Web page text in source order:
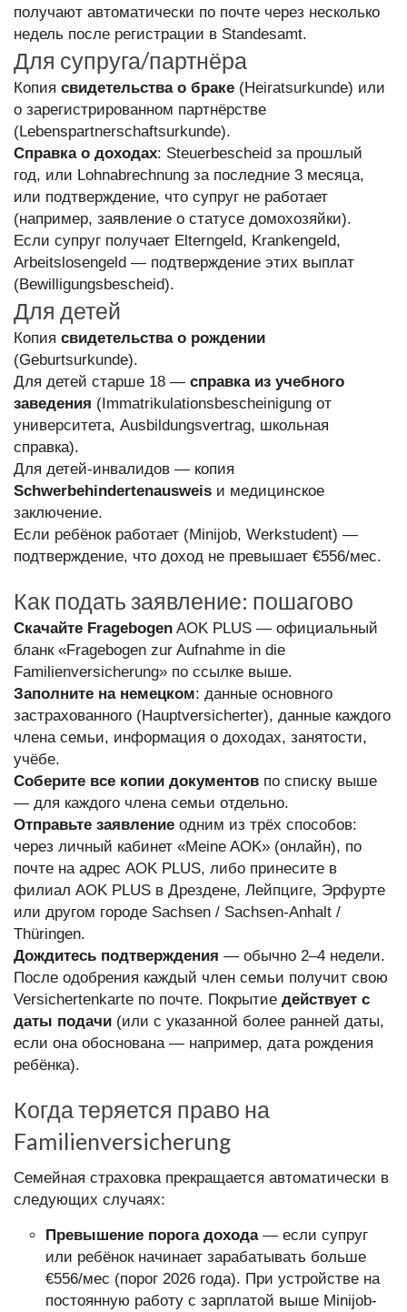
получают автоматически по почте через несколько
недель после регистрации в Standesamt.
Для супруга/партнёра
Копия свидетельства о браке (Heiratsurkunde) или
о зарегистрированном партнёрстве
(Lebenspartnerschaftsurkunde).
Справка о доходах: Steuerbescheid за прошлый
год, или Lohnabrechnung за последние 3 месяца,
или подтверждение, что супруг не работает
(например, заявление о статусе домохозяйки).
Если супруг получает Elterngeld, Krankengeld,
Arbeitslosengeld — подтверждение этих выплат
(Bewilligungsbescheid).
Для детей
Копия свидетельства о рождении
(Geburtsurkunde).
Для детей старше 18 — справка из учебного
заведения (Immatrikulationsbescheinigung от
университета, Ausbildungsvertrag, школьная
справка).
Для детей-инвалидов — копия
Schwerbehindertenausweis и медицинское
заключение.
Если ребёнок работает (Minijob, Werkstudent) —
подтверждение, что доход не превышает €556/мес.
Как подать заявление: пошагово
Скачайте Fragebogen AOK PLUS — официальный
бланк «Fragebogen zur Aufnahme in die
Familienversicherung» по ссылке выше.
Заполните на немецком: данные основного
застрахованного (Hauptversicherter), данные каждого
члена семьи, информация о доходах, занятости,
учёбе.
Соберите все копии документов по списку выше
— для каждого члена семьи отдельно.
Отправьте заявление одним из трёх способов:
через личный кабинет «Meine AOK» (онлайн), по
почте на адрес AOK PLUS, либо принесите в
филиал AOK PLUS в Дрездене, Лейпциге, Эрфурте
или другом городе Sachsen / Sachsen-Anhalt /
Thüringen.
Дождитесь подтверждения — обычно 2–4 недели.
После одобрения каждый член семьи получит свою
Versichertenkarte по почте. Покрытие действует с
даты подачи (или с указанной более ранней даты,
если она обоснована — например, дата рождения
ребёнка).
Когда теряется право на
Familienversicherung
Семейная страховка прекращается автоматически в
следующих случаях:
Превышение порога дохода— если супруг
или ребёнок начинает зарабатывать больше
€556/мес (порог 2026 года). При устройстве на
постоянную работу с зарплатой выше Minijob-